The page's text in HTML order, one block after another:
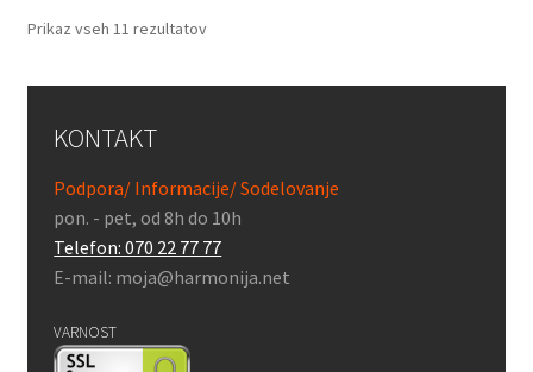
Prikaz vseh 11 rezultatov
KONTAKT
Podpora/ Informacije/ Sodelovanje
pon. - pet, od 8h do 10h
Telefon: 070 22 77 77
E-mail: moja@harmonija.net
VARNOST